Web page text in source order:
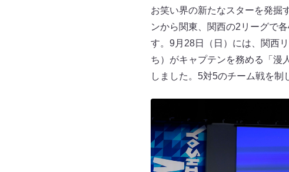
お笑い界の新たなスターを発掘
ンから関東、関西の2リーグで
す。9月28日（日）には、関西
ち）がキャプテンを務める「漫
しました。5対5のチーム戦を